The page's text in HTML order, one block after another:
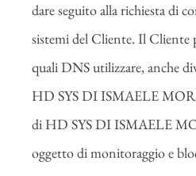
dare seguito alla richiesta di
sistemi del Cliente. Il Cliente
quali DNS utilizzare, anche
HD SYS DI ISMAELE
di HD SYS DI ISMAELE
oggetto di monitoraggio e